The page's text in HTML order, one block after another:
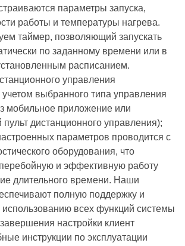
параметры запуска,
работы и температуры нагрева.
таймер, позволяющий запускать
по заданному времени или в
расписанием.
управления
учетом выбранного типа управления
мобильное приложение или
дистанционного управления);
параметров проводится с
оборудования, что
и эффективную работу
длительного времени. Наши
полную поддержку и
использованию всех функций системы
настройки клиент
инструкции по эксплуатации